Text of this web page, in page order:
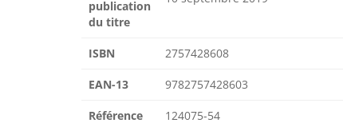
publication
du titre
ISBN 2757428608
EAN-13 9782757428603
Référence 124075-54